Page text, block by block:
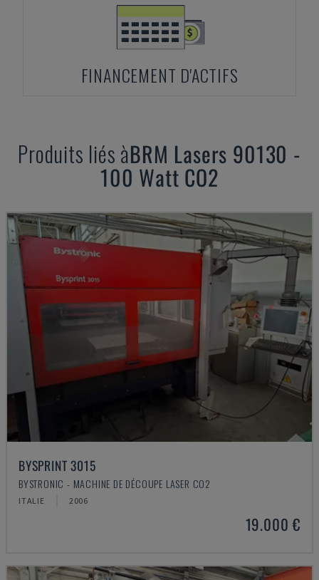
FINANCEMENT D'ACTIFS
Produits liés àBRM Lasers 90130 -
100 Watt CO2
BYSPRINT 3015
BYSTRONIC - MACHINE DE DÉCOUPE LASER CO2
ITALIE 2006
19.000 €